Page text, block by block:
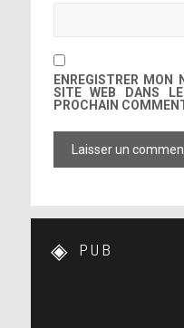
ENREGISTRER
SITE WEB DANS
PROCHAIN
PUB